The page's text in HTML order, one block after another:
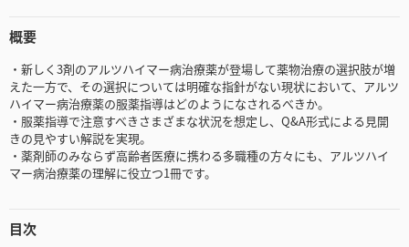
概要
・新しく3剤のアルツハイマー病治療薬が登場して薬物治療の選択肢が増
えた一方で、その選択については明確な指針がない現状において、アルツ
ハイマー病治療薬の服薬指導はどのようになされるべきか。
・服薬指導で注意すべきさまざまな状況を想定し、Q&A形式による見開
きの見やすい解説を実現。
・薬剤師のみならず高齢者医療に携わる多職種の方々にも、アルツハイ
マー病治療薬の理解に役立つ1冊です。
目次